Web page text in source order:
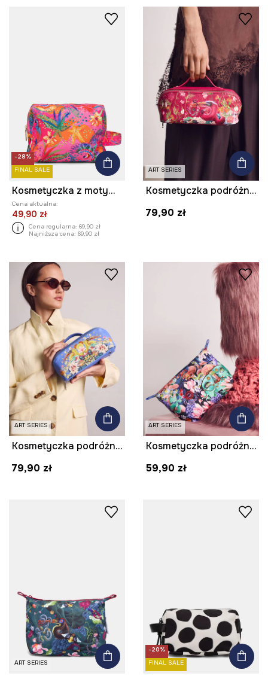
-28%
FINAL SALE
Kosmetyczka z motywem roślinnym
Cena aktualna:
49,90 zł
Cena regularna: 69,90 zł
Najniższa cena: 69,90 zł
ART SERIES
Kosmetyczka podróżna z imitacji skóry z kolekcji Kit Mizeres x Medicine
79,90 zł
ART SERIES
Kosmetyczka podróżna z imitacji skóry z kolekcji Kit Mizeres x Medicine
79,90 zł
ART SERIES
Kosmetyczka podróżna z kolekcji Kit Mizeres x Medicine
59,90 zł
ART SERIES
-20%
FINAL SALE